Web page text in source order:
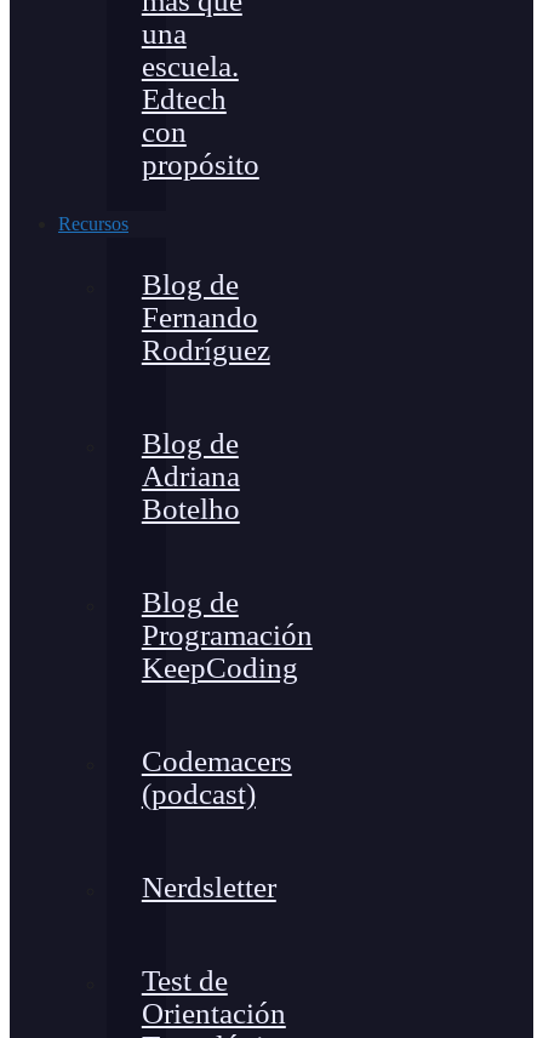
una
escuela.
Edtech
con
propósito
Recursos
Blog de
Fernando
Rodríguez
Blog de
Adriana
Botelho
Blog de
Programación
KeepCoding
Codemacers
(podcast)
Nerdsletter
Test de
Orientación